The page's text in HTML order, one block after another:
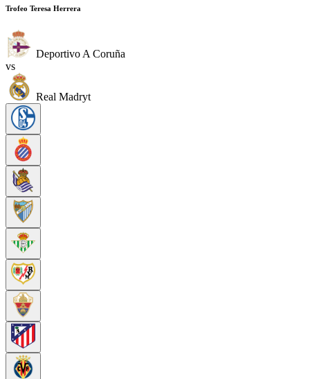
Trofeo Teresa Herrera
Deportivo A Coruña
vs
Real Madryt